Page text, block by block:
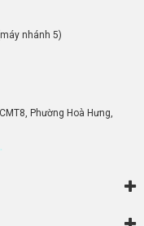
nhánh 5)
Phường Hoà Hưng,